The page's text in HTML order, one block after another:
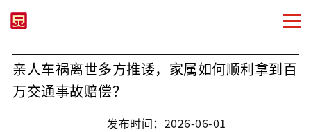
亲人车祸离世多方推诿，家属如何顺利拿到百
万交通事故赔偿？
发布时间：2026-06-01